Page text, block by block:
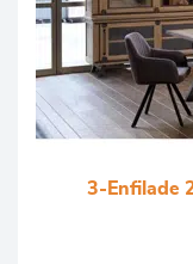
3-Enfilade